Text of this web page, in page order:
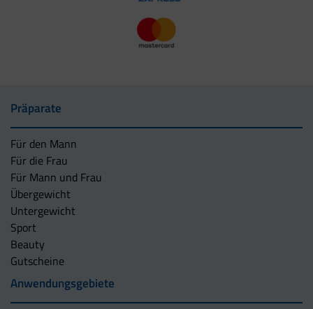
Präparate
Für den Mann
Für die Frau
Für Mann und Frau
Übergewicht
Untergewicht
Sport
Beauty
Gutscheine
Anwendungsgebiete